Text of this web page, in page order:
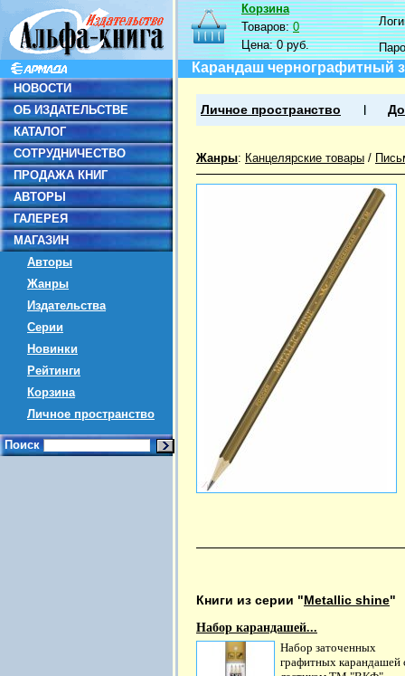
НОВОСТИ
ОБ ИЗДАТЕЛЬСТВЕ
КАТАЛОГ
СОТРУДНИЧЕСТВО
ПРОДАЖА КНИГ
АВТОРЫ
ГАЛЕРЕЯ
МАГАЗИН
Авторы
Жанры
Издательства
Серии
Новинки
Рейтинги
Корзина
Личное пространство
Поиск
Корзина
Товаров:0
Цена:0 руб.
Карандаш чернографитный
Личное пространство
Жанры: Канцелярские товары /
Книги из серии "Metallic shine"
Набор карандашей...
Набор заточенных
графитных карандашей